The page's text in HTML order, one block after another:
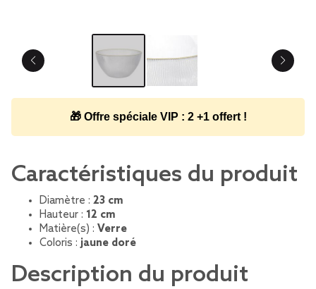
🎁 Offre spéciale VIP : 2 +1 offert !
Caractéristiques du produit
Diamètre : 23 cm
Hauteur : 12 cm
Matière(s) : Verre
Coloris : jaune doré
Description du produit